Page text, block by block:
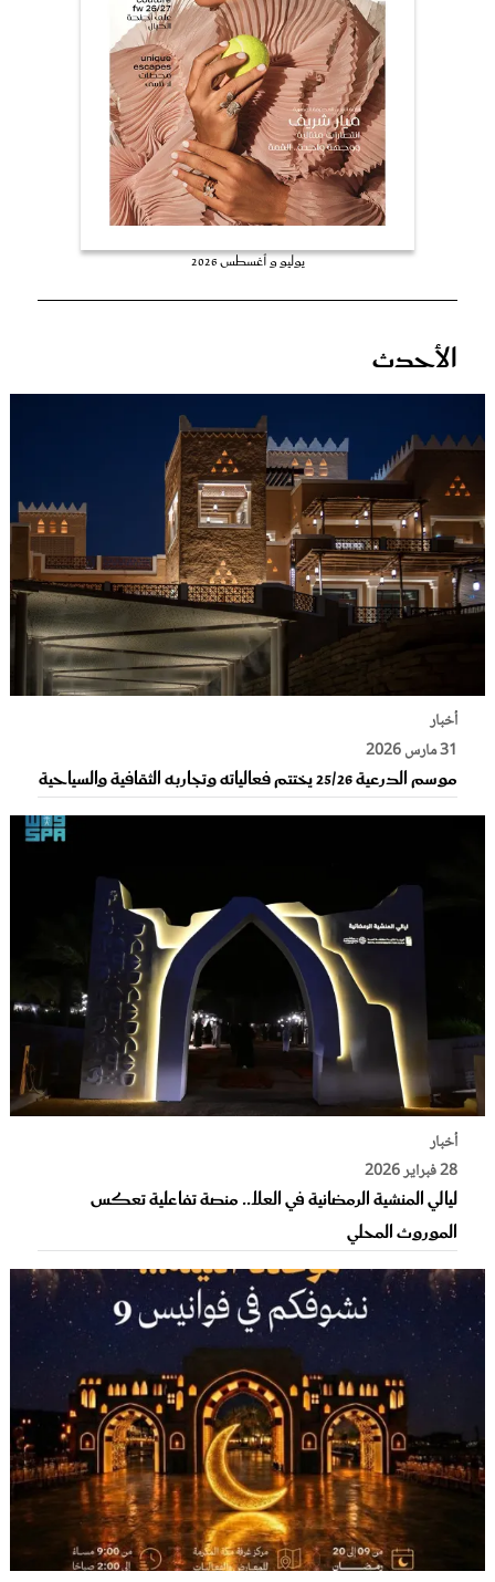
يوليو و أغسطس 2026
الأحدث
أخبار
31 مارس 2026
موسم الدرعية 25/26 يختتم فعالياته وتجاربه الثقافية والسياحية
أخبار
28 فبراير 2026
ليالي المنشية الرمضانية في العلا.. منصة تفاعلية تعكس
الموروث المحلي
عروس سيدتي
غلاف رفمي